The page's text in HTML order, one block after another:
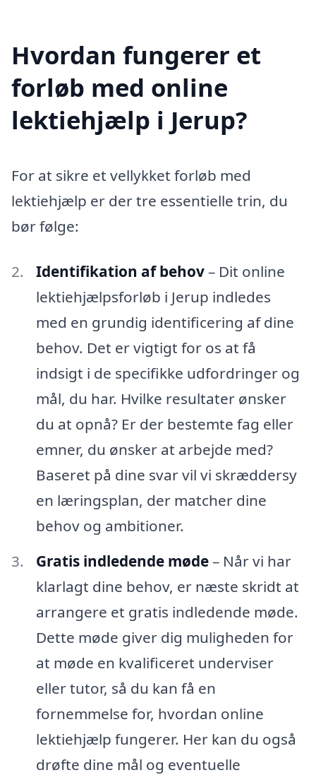
Hvordan fungerer et
forløb med online
lektiehjælp i Jerup?
For at sikre et vellykket forløb med
lektiehjælp er der tre essentielle trin, du
bør følge:
Identifikation af behov– Dit online
lektiehjælpsforløb i Jerup indledes
med en grundig identificering af dine
behov. Det er vigtigt for os at få
indsigt i de specifikke udfordringer og
mål, du har. Hvilke resultater ønsker
du at opnå? Er der bestemte fag eller
emner, du ønsker at arbejde med?
Baseret på dine svar vil vi skræddersy
en læringsplan, der matcher dine
behov og ambitioner.
Gratis indledende møde– Når vi har
klarlagt dine behov, er næste skridt at
arrangere et gratis indledende møde.
Dette møde giver dig muligheden for
at møde en kvalificeret underviser
eller tutor, så du kan få en
fornemmelse for, hvordan online
lektiehjælp fungerer. Her kan du også
drøfte dine mål og eventuelle